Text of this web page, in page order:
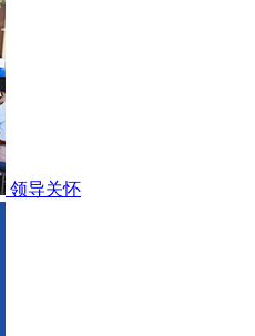
领导关怀